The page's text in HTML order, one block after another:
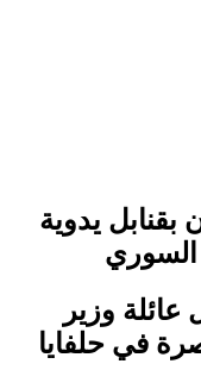
بقنابل يدوية
السوري
وزير
في حلفايا